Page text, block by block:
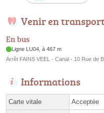
Venir en
En bus
Ligne LU04, à 467 m
Arrêt FAINS VEEL - Canal - 10 Rue de
Informations
Carte vitale Acceptée